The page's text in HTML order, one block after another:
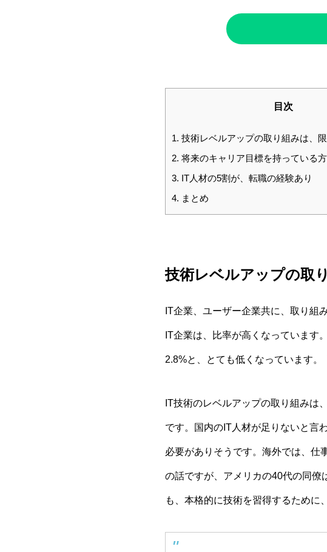
目次
1. 技術レベルアップの取り組みは、
2. 将来のキャリア目標を持っている
3. IT人材の5割が、転職の経験あり
4. まとめ
技術レベルアップの取
IT企業、ユーザー企業共に、取り組
IT企業は、比率が高くなっています
2.8%と、とても低くなっています。
IT技術のレベルアップの取り組みは
です。国内のIT人材が足りないと言
必要がありそうです。海外では、仕
の話ですが、アメリカの40代の同僚
も、本格的に技術を習得するために